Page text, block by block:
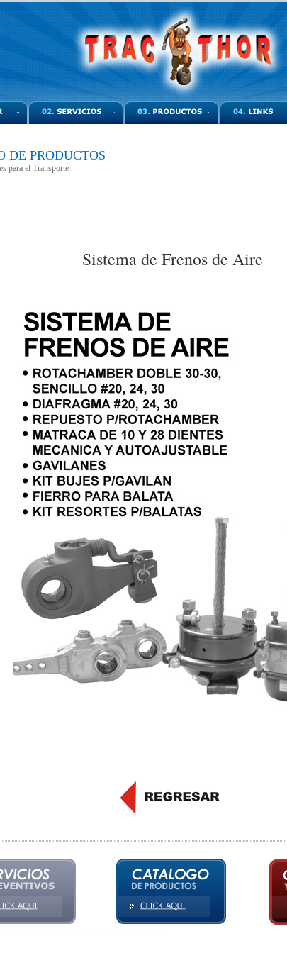
DE PRODUCTOS
para el Transporte
Sistema de Frenos de Aire